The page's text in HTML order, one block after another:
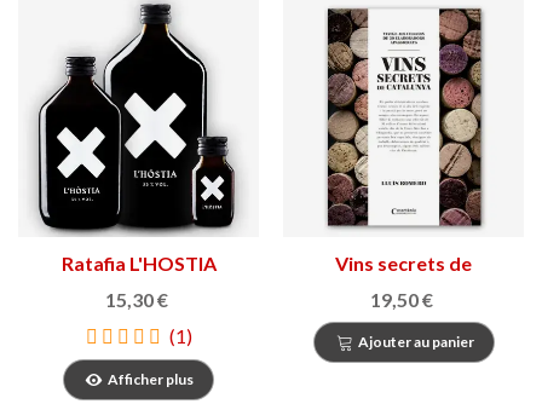
Ratafia L'HOSTIA
15,30 €
(1)
Afficher plus
Vins secrets de
Catalunya
19,50 €
Ajouter au panier